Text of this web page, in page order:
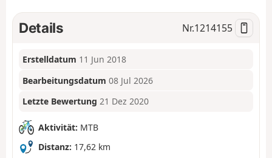
Details Nr.1214155
Erstelldatum 11 Jun 2018
Bearbeitungsdatum 08 Jul 2026
Letzte Bewertung 21 Dez 2020
Aktivität: MTB
Distanz: 17,62 km